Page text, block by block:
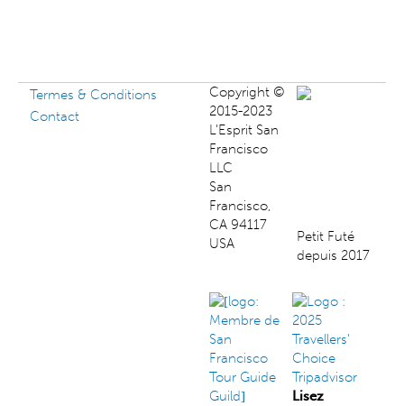
Termes & Conditions
Contact
Copyright ©
2015-2023
L'Esprit San
Francisco
LLC
San
Francisco,
CA 94117
USA
Petit Futé
depuis 2017
Lisez